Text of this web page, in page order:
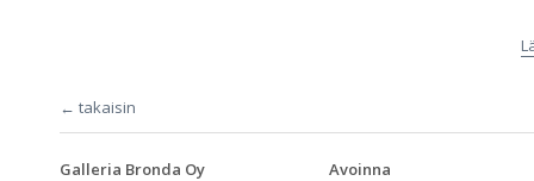
← takaisin
Galleria Bronda Oy
Avoinna